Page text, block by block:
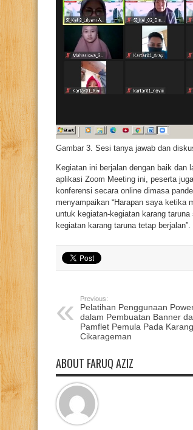
Gambar 3. Sesi tanya jawab dan
Kegiatan ini berjalan dengan baik dan
aplikasi Zoom Meeting ini, peserta
konferensi secara online dimasa
menyampaikan “Harapan saya ketika
untuk kegiatan-kegiatan karang
kegiatan karang taruna tetap berjalan”.
Previous:
Pelatihan Penggunaan
dalam Pembuatan Banner
Pamflet Pemula Pada
Cikarageman
ABOUT FARUQ AZIZ